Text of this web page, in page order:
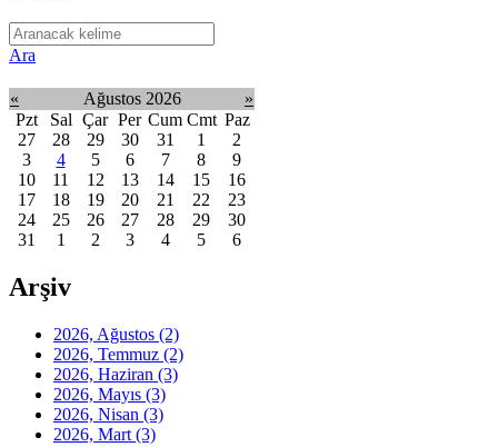
Ara
« Ağustos 2026
»
Pzt
Sal Çar Per Cum Cmt Paz
27
28 29 30 31 1
2
3
4 5 6 7 8
9
10
11 12 13 14 15
16
17
18 19 20 21 22
23
24
25 26 27 28 29
30
31
1 2 3 4 5 6
Arşiv
2026, Ağustos (2)
2026, Temmuz (2)
2026, Haziran (3)
2026, Mayıs (3)
2026, Nisan (3)
2026, Mart (3)